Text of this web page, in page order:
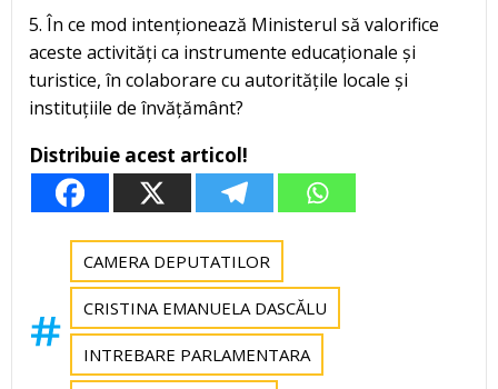
5. În ce mod intenționează Ministerul să valorifice
aceste activități ca instrumente educaționale și
turistice, în colaborare cu autoritățile locale și
instituțiile de învățământ?
Distribuie acest articol!
CAMERA DEPUTATILOR
CRISTINA EMANUELA DASCĂLU
INTREBARE PARLAMENTARA